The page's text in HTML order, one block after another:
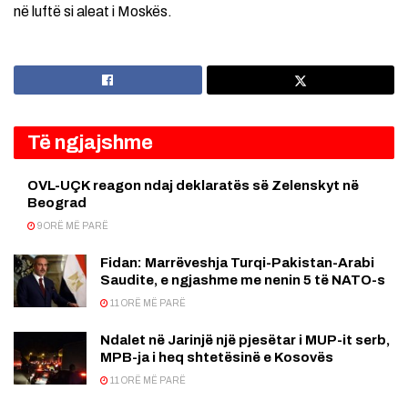
në luftë si aleat i Moskës.
Të ngjajshme
OVL-UÇK reagon ndaj deklaratës së Zelenskyt në
Beograd
9 ORË MË PARË
Fidan: Marrëveshja Turqi-Pakistan-Arabi
Saudite, e ngjashme me nenin 5 të NATO-s
11 ORË MË PARË
Ndalet në Jarinjë një pjesëtar i MUP-it serb,
MPB-ja i heq shtetësinë e Kosovës
11 ORË MË PARË